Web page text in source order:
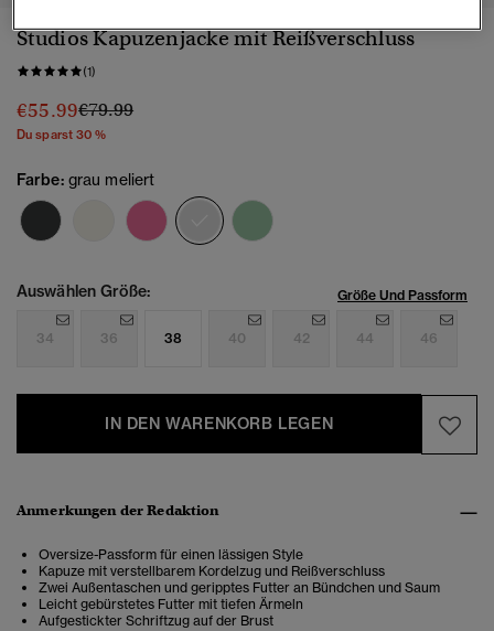
Studios Kapuzenjacke mit Reißverschluss
(1)
€55.99Preis wurde reduziert von
€79.99bis
Du sparst 30 %
Farbe: grau meliert
Ausgewählt
Auswählen Größe: Größe Und Passform
34 36 38 40 42 44 46
IN DEN WARENKORB LEGEN
Anmerkungen der Redaktion
Oversize-Passform für einen lässigen Style
Kapuze mit verstellbarem Kordelzug und Reißverschluss
Zwei Außentaschen und geripptes Futter an Bündchen und Saum
Leicht gebürstetes Futter mit tiefen Ärmeln
Aufgestickter Schriftzug auf der Brust